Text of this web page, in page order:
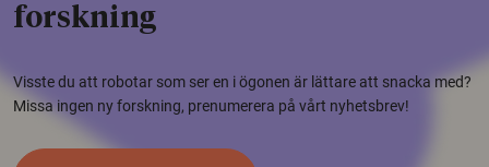
forskning
Visste du att robotar som ser en i ögonen är lättare att snacka med?
Missa ingen ny forskning, prenumerera på vårt nyhetsbrev!